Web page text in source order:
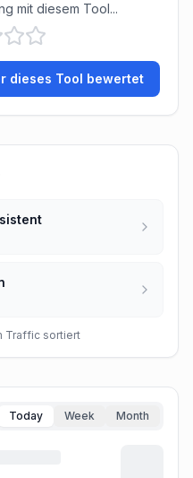
mit diesem Tool...
dieses Tool bewertet
Traffic sortiert
Today Week Month